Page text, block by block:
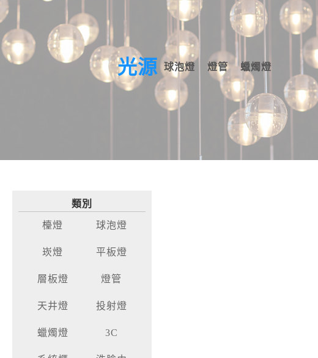
光源 球泡燈 燈管 蠟燭燈
類別
檯燈 球泡燈
崁燈 平板燈
層板燈 燈管
天井燈 投射燈
蠟燭燈 3C